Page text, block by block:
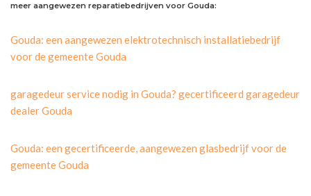
meer aangewezen reparatiebedrijven voor Gouda:
Gouda: een aangewezen elektrotechnisch installatiebedrijf
voor de gemeente Gouda
garagedeur service nodig in Gouda? gecertificeerd garagedeur
dealer Gouda
Gouda: een gecertificeerde, aangewezen glasbedrijf voor de
gemeente Gouda